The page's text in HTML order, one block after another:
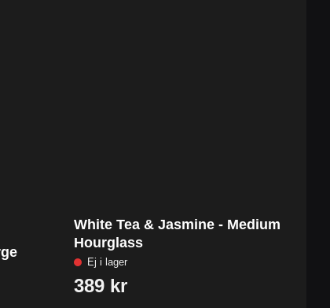
White Tea & Jasmine - Medium
Hourglass